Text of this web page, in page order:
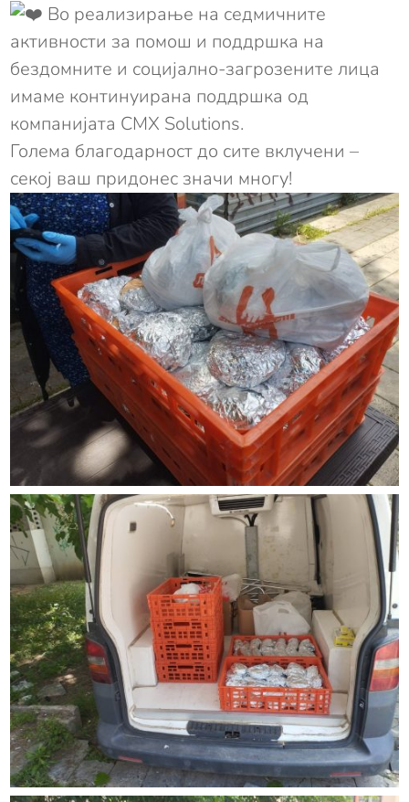
Во реализирање на седмичните
активности за помош и поддршка на
бездомните и социјално-загрозените лица
имаме континуирана поддршка од
компанијата CMX Solutions.
Голема благодарност до сите вклучени –
секој ваш придонес значи многу!